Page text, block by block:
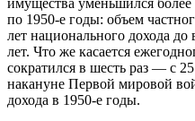
имущества уменьшился более
по 1950-е годы: объем
лет национального дохода до
лет. Что же касается
сократился в шесть раз — с
накануне Первой мировой
дохода в 1950-е годы.